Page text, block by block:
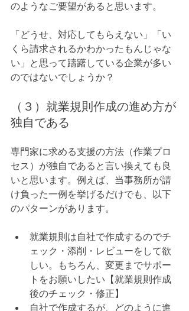
のようなご要望があると思います。
「どうせ、対応してもらえない」「い
くら請求されるかわかったもんじゃな
い」と思って躊躇している企業が多い
のではないでしょうか？
（３）就業規則作成の進め方が
独自である
専門家に求める支援の方法（作業プロ
セス）が独自であると言い換えても良
いと思います。例えば、当事務所が請
け負った一例を挙げるだけでも、以下
のパターンがあります。
就業規則は自社で作成するのでチ
ェック・添削・レビューをして欲
しい。もちろん、変更までサポー
トをお願いしたい【就業規則作成
後のチェック・修正】
自社で作成するが、どのように進